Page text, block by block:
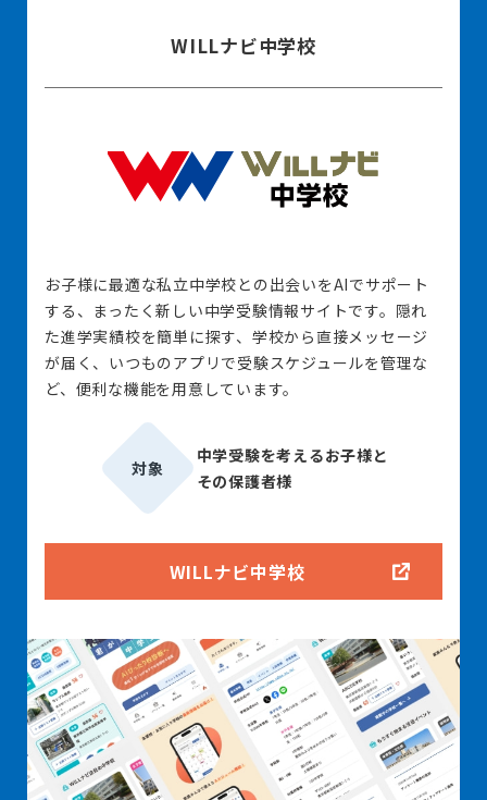
WILLナビ中学校
お子様に最適な私立中学校との出会いをAIでサポート
する、まったく新しい中学受験情報サイトです。隠れ
た進学実績校を簡単に探す、学校から直接メッセージ
が届く、いつものアプリで受験スケジュールを管理な
ど、便利な機能を用意しています。
対象
中学受験を考えるお子様と
その保護者様
WILLナビ中学校